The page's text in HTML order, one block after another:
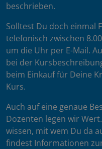
beschrieben.
Solltest Du doch einmal
telefonisch zwischen
um die Uhr per E-Mail.
bei der
beim Einkauf für Deine
Kurs.
Auch auf eine genaue
Dozenten legen wir
wissen, mit wem Du da
findest Informationen